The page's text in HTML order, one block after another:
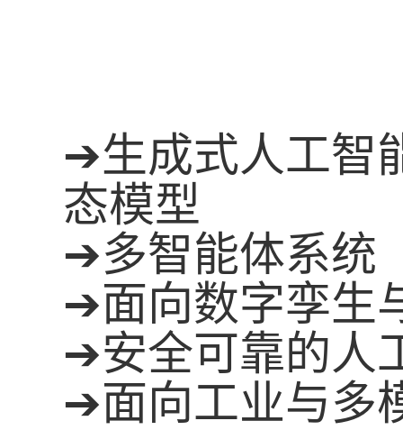
➔生成式人工智
态模型
➔多智能体系统
➔面向数字孪生
➔安全可靠的
➔面向工业与多